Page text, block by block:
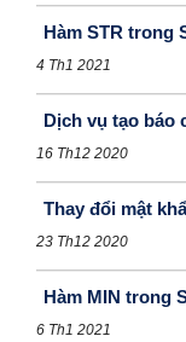
Hàm STR trong
4 Th1 2021
Dịch vụ tạo báo
16 Th12 2020
Thay đổi mật
23 Th12 2020
Hàm MIN trong
6 Th1 2021